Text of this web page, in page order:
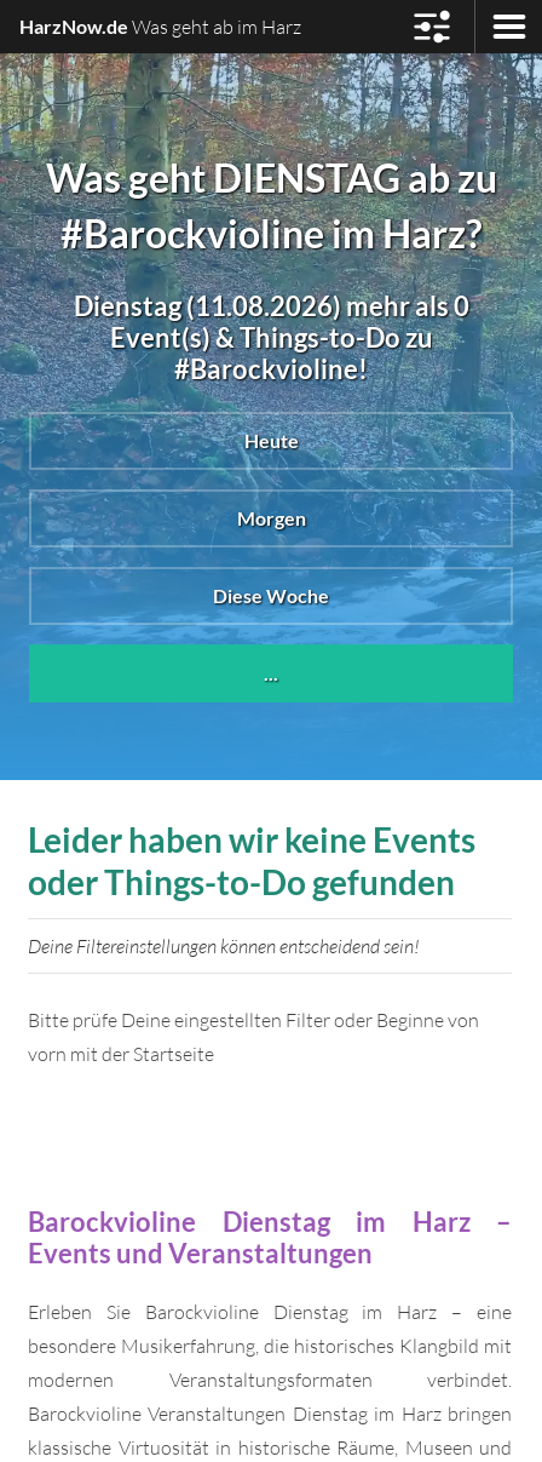
HarzNow.de Was geht ab im Harz
Was geht DIENSTAG ab zu
#Barockvioline im Harz?
Dienstag (11.08.2026) mehr als 0
Event(s) & Things-to-Do zu
#Barockvioline!
Heute
Morgen
Diese Woche
Leider haben wir keine Events
oder Things-to-Do gefunden
Deine Filtereinstellungen können entscheidend sein!
Bitte prüfe Deine eingestellten Filter oder Beginne von
vorn mit der Startseite
Barockvioline Dienstag im Harz –
Events und Veranstaltungen
Erleben Sie Barockvioline Dienstag im Harz – eine
besondere Musikerfahrung, die historisches Klangbild mit
modernen Veranstaltungsformaten verbindet.
Barockvioline Veranstaltungen Dienstag im Harz bringen
klassische Virtuosität in historische Räume, Museen und